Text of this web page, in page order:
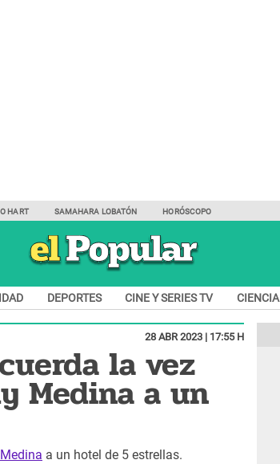
HART SAMAHARA LOBATÓN HORÓSCOPO
DEPORTES CINE Y SERIES TV CIENCIA
28 ABR 2023 | 17:55 H
la vez
Medina a un
a un hotel de 5 estrellas.